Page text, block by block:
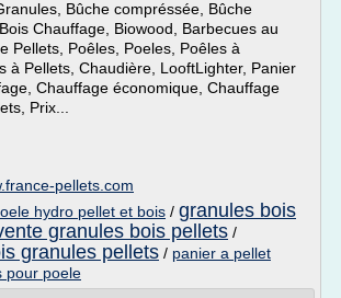
Bûche compréssée, Bûche
Chauffage, Biowood, Barbecues au
Pellets, Poêles, Poeles, Poêles à
à Pellets, Chaudière, LooftLighter, Panier
Chauffage économique, Chauffage
Prix...
pellets.com
hydro pellet et bois / granules bois
granules bois pellets /
granules pellets / panier a pellet
pour poele